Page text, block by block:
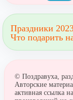
Праздники
Что подарить
© Поздравуха,
Авторские
активная ссылка